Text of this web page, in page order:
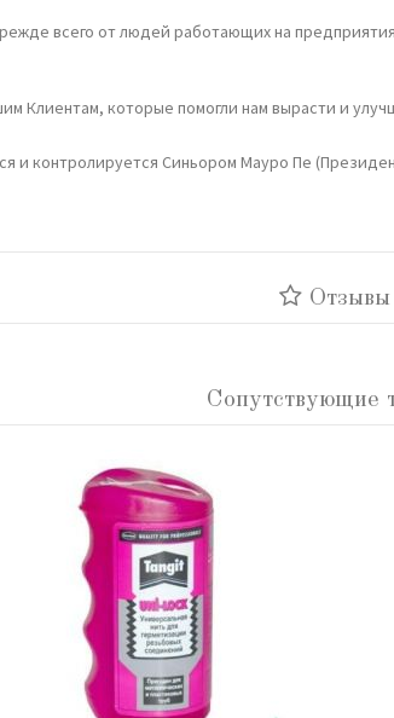
всего от людей работающих на
Клиентам, которые помогли нам вырасти и
и контролируется Синьором Мауро Пе
Отзывы
Сопутствующие